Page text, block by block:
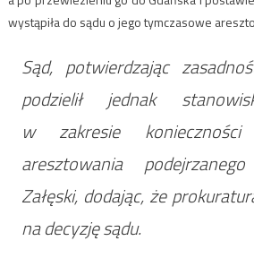
wystąpiła do sądu o jego tymczasowe
Sąd, potwierdzając
podzielił jednak
w zakresie konieczności
aresztowania
Załęski, dodając, że
na decyzję sądu.